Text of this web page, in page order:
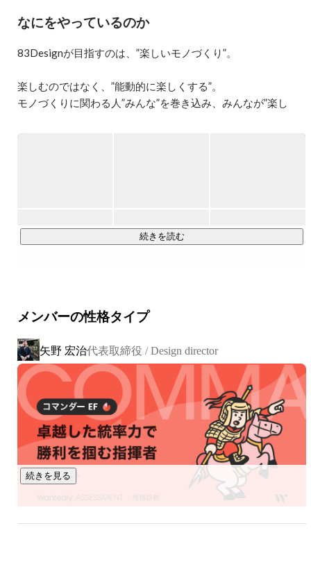
なにをやっているのか
83Designが目指すのは、”楽しいモノづくり”。
楽しむのではなく、”能動的に楽しくする”。
モノづくりに関わる人”みんな”を巻き込み、みんなが”楽し
真剣にふざけながらアイデアを共有し、ひとりではできない
などの展示会に参加（実は、オランダにも拠点がありま
https://83design.jp/projects/
83Designは工業デザインで培ったデザイン力をもとに、製品
デザイン、ブランディング、ときには組織デザインにも挑
戦。
これらすべてをひっくるめて、”モノづくり”だと思っていま
す。
◆プロジェクト例
・オープンイヤー型オーディオブランド『NWM』
NTTソノリティさまとブランドの立ち上げから参画。工業デ
続きを読む
メンバーの性格タイプ
矢野 宏治代表取締役 / Design director
続きを見る